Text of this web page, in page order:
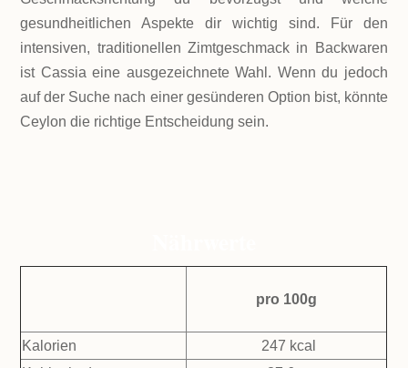
gesundheitlichen Aspekte dir wichtig sind. Für den
intensiven, traditionellen Zimtgeschmack in Backwaren
ist Cassia eine ausgezeichnete Wahl. Wenn du jedoch
auf der Suche nach einer gesünderen Option bist, könnte
Ceylon die richtige Entscheidung sein.
pro 100g
Kalorien
247 kcal